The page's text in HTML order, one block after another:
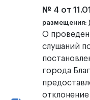
№ 4 от
размещения: )
О
слушаний
города